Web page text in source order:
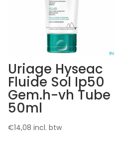
Uriage Hyseac
Fluide Sol Ip50
Gem.h-vh Tube
50ml
€14,08 incl. btw